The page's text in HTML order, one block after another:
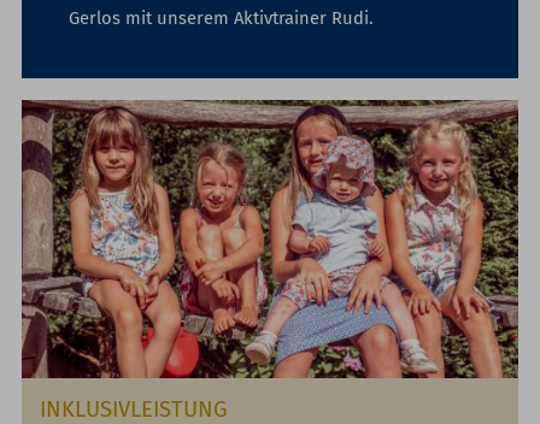
Gerlos mit unserem Aktivtrainer Rudi.
INKLUSIVLEISTUNG